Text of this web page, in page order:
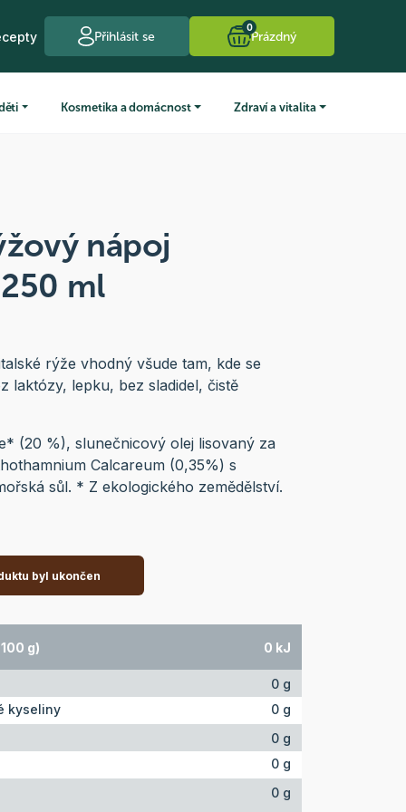
Přihlásit se
0
Prázdný
Kosmetika a domácnost Zdraví a vitalita
nápoj
ml
rýže vhodný všude tam, kde se
laktózy, lepku, bez sladidel, čistě
(20 %), slunečnicový olej lisovaný za
Calcareum (0,35%) s
sůl. * Z ekologického zemědělství.
byl ukončen
g) 0 kJ
0 g
kyseliny
0 g
0 g
0 g
0 g